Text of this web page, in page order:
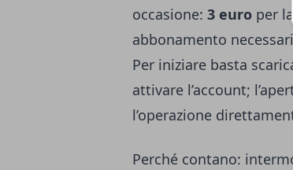
occasione: 3 euro per
abbonamento
Per iniziare basta
attivare l’account;
l’operazione
Perché contano: